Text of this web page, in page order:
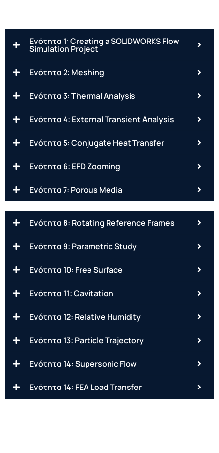
Ενότητα 1: Creating a SOLIDWORKS Flow
Simulation Project
Ενότητα 2: Meshing
Ενότητα 3: Thermal Analysis
Ενότητα 4: External Transient Analysis
Ενότητα 5: Conjugate Heat Transfer
Ενότητα 6: EFD Zooming
Ενότητα 7: Porous Media
Ενότητα 8: Rotating Reference Frames
Ενότητα 9: Parametric Study
Ενότητα 10: Free Surface
Ενότητα 11: Cavitation
Ενότητα 12: Relative Humidity
Ενότητα 13: Particle Trajectory
Ενότητα 14: Supersonic Flow
Ενότητα 14: FEA Load Transfer